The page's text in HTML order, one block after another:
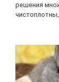
решения